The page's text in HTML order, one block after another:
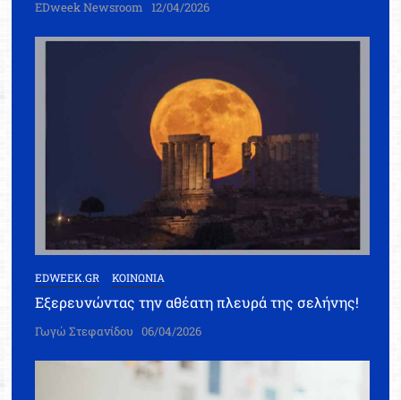
EDweek Newsroom 12/04/2026
EDWEEK.GR ΚΟΙΝΩΝΙΑ
Εξερευνώντας την αθέατη πλευρά της σελήνης!
Γωγώ Στεφανίδου 06/04/2026